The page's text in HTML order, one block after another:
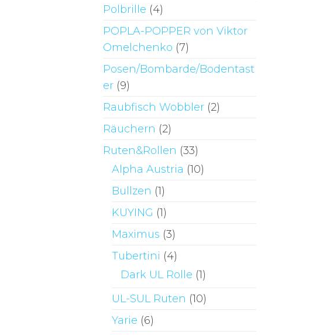
Polbrille (4)
POPLA-POPPER von Viktor
Omelchenko (7)
Posen/Bombarde/Bodentast
er (9)
Raubfisch Wobbler (2)
Räuchern (2)
Ruten&Rollen (33)
Alpha Austria (10)
Bullzen (1)
KUYING (1)
Maximus (3)
Tubertini (4)
Dark UL Rolle (1)
UL-SUL Ruten (10)
Yarie (6)